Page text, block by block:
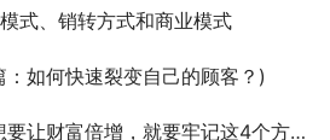
式、销转方式和商业模式
如何快速裂变自己的顾客？)
倍增，就要牢记这4个方法：学会裂变式营销)